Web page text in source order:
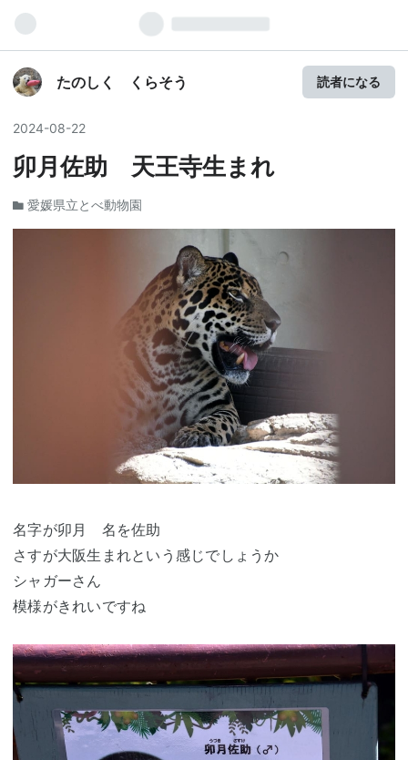
たのしく くらそう 読者になる
2024-08-22
卯月佐助 天王寺生まれ
愛媛県立とべ動物園
名字が卯月 名を佐助
さすが大阪生まれという感じでしょうか
シャガーさん
模様がきれいですね